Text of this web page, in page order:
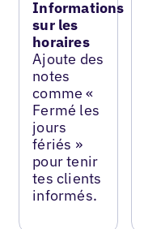
Informations
sur les
horaires
Ajoute des
notes
comme «
Fermé les
jours
fériés »
pour tenir
tes clients
informés.